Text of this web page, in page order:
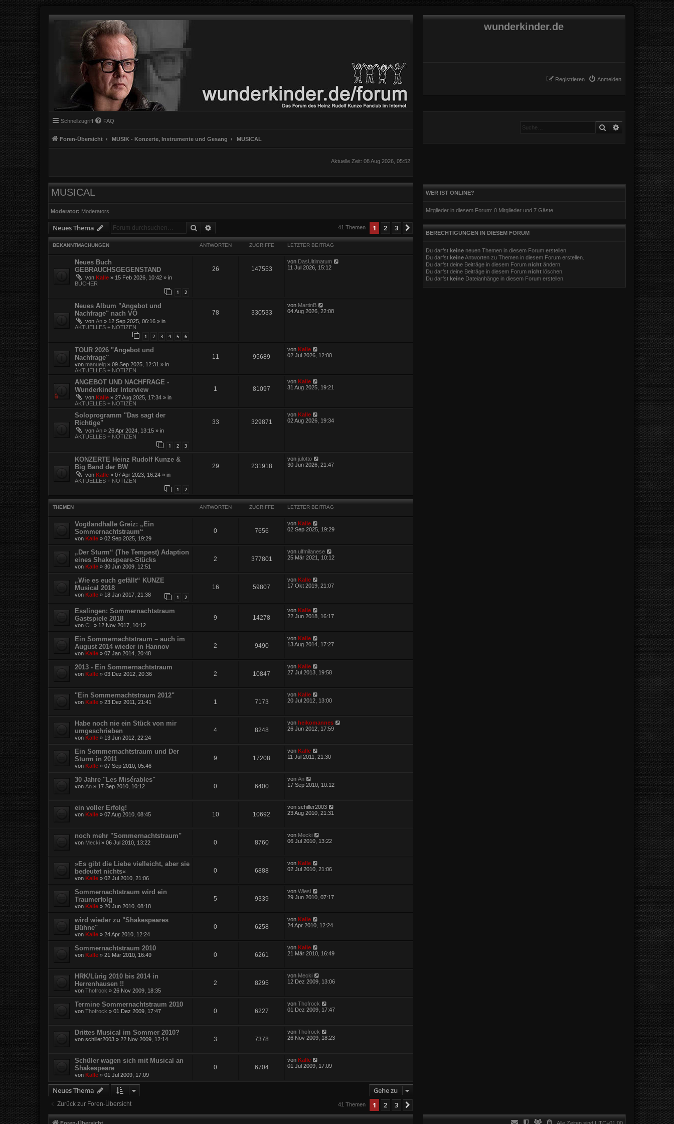
wunderkinder.de
Anmelden
Registrieren
Schnellzugriff FAQ
Foren-Übersicht MUSIK - Konzerte, Instrumente und Gesang MUSICAL
Suche Erweiterte Suche
Aktuelle Zeit: 08 Aug 2026, 05:52
MUSICAL
Moderator: Moderators
Neues Thema Suche 41 Themen 1 2 3 Nächste
BEKANNTMACHUNGEN ANTWORTEN ZUGRIFFE LETZTER BEITRAG
Neues Buch
GEBRAUCHSGEGENSTAND
von Kalle » 15 Feb 2026, 10:42 » in
BÜCHER
1 2
26 147553
von DasUltimatum
11 Jul 2026, 15:12
Neues Album "Angebot und
Nachfrage" nach VÖ
von An » 12 Sep 2025, 06:16 » in
AKTUELLES + NOTIZEN
1 2 3 4 5 6
78 330533
von MartinB
04 Aug 2026, 22:08
TOUR 2026 "Angebot und
Nachfrage″
von manuelg » 09 Sep 2025, 12:31 » in
AKTUELLES + NOTIZEN
11 95689
vonKalle
02 Jul 2026, 12:00
ANGEBOT UND NACHFRAGE -
Wunderkinder Interview
von Kalle » 27 Aug 2025, 17:34 » in
AKTUELLES + NOTIZEN
1 81097
vonKalle
31 Aug 2025, 19:21
Soloprogramm "Das sagt der
Richtige"
von An » 26 Apr 2024, 13:15 » in
AKTUELLES + NOTIZEN
1 2 3
33 329871
vonKalle
02 Aug 2026, 19:34
KONZERTE Heinz Rudolf Kunze &
Big Band der BW
von Kalle » 07 Apr 2023, 16:24 » in
AKTUELLES + NOTIZEN
1 2
29 231918
vonjulotto
30 Jun 2026, 21:47
THEMEN ANTWORTEN ZUGRIFFE LETZTER BEITRAG
Vogtlandhalle Greiz: „Ein
Sommernachtstraum“
von Kalle » 02 Sep 2025, 19:29
0 7656
vonKalle
02 Sep 2025, 19:29
„Der Sturm“ (The Tempest) Adaption
eines Shakespeare-Stücks
von Kalle » 30 Jun 2009, 12:51
2 377801
vonulfmilanese
25 Mär 2021, 10:12
„Wie es euch gefällt“ KUNZE
Musical 2018
von Kalle » 18 Jan 2017, 21:38 1 2
16 59807
vonKalle
17 Okt 2019, 21:07
Esslingen: Sommernachtstraum
Gastspiele 2018
von CL » 12 Nov 2017, 10:12
9 14278
von Kalle
22 Jun 2018, 16:17
Ein Sommernachtstraum – auch im
August 2014 wieder in Hannov
von Kalle » 07 Jan 2014, 20:48
2 9490
von Kalle
13 Aug 2014, 17:27
2013 - Ein Sommernachtstraum
von Kalle » 03 Dez 2012, 20:36 2 10847
von Kalle
27 Jul 2013, 19:58
"Ein Sommernachtstraum 2012"
von Kalle » 23 Dez 2011, 21:41 1 7173
von Kalle
20 Jul 2012, 13:00
Habe noch nie ein Stück von mir
umgeschrieben
von Kalle » 13 Jun 2012, 22:24
4 8248
von heikomannes
26 Jun 2012, 17:59
Ein Sommernachtstraum und Der
Sturm in 2011
von Kalle » 07 Sep 2010, 05:46
9 17208
von Kalle
11 Jul 2011, 21:30
30 Jahre "Les Misérables"
von An » 17 Sep 2010, 10:12 0 6400
vonAn
17 Sep 2010, 10:12
ein voller Erfolg!
von Kalle » 07 Aug 2010, 08:45 10 10692
vonschiller2003
23 Aug 2010, 21:31
noch mehr "Sommernachtstraum"
von Mecki » 06 Jul 2010, 13:22 0 8760
von Mecki
06 Jul 2010, 13:22
»Es gibt die Liebe vielleicht, aber sie
bedeutet nichts«
von Kalle » 02 Jul 2010, 21:06
0 6888
von Kalle
02 Jul 2010, 21:06
Sommernachtstraum wird ein
Traumerfolg
von Kalle » 20 Jun 2010, 08:18
5 9339
vonWiesi
29 Jun 2010, 07:17
wird wieder zu "Shakespeares
Bühne"
von Kalle » 24 Apr 2010, 12:24
0 6258
von Kalle
24 Apr 2010, 12:24
Sommernachtstraum 2010
von Kalle » 21 Mär 2010, 16:49 0 6261
von Kalle
21 Mär 2010, 16:49
HRK/Lürig 2010 bis 2014 in
Herrenhausen !!
von Thofrock » 26 Nov 2009, 18:35
2 8295
von Mecki
12 Dez 2009, 13:06
Termine Sommernachtstraum 2010
von Thofrock » 01 Dez 2009, 17:47 0 6227
vonThofrock
01 Dez 2009, 17:47
Drittes Musical im Sommer 2010?
von schiller2003 » 22 Nov 2009, 12:14 3 7378
vonThofrock
26 Nov 2009, 18:23
Schüler wagen sich mit Musical an
Shakespeare
von Kalle » 01 Jul 2009, 17:09
0 6704
von Kalle
01 Jul 2009, 17:09
Neues Thema Gehe zu
Zurück zur Foren-Übersicht 41 Themen 1 2 3
WER IST ONLINE?
Mitglieder in diesem Forum: 0 Mitglieder und 7 Gäste
BERECHTIGUNGEN IN DIESEM FORUM
Du darfst keineneuen Themen in diesem Forum erstellen.
Du darfst keineAntworten zu Themen in diesem Forum erstellen.
Du darfst deine Beiträge in diesem Forum nichtändern.
Du darfst deine Beiträge in diesem Forum nichtlöschen.
Du darfst keineDateianhänge in diesem Forum erstellen.